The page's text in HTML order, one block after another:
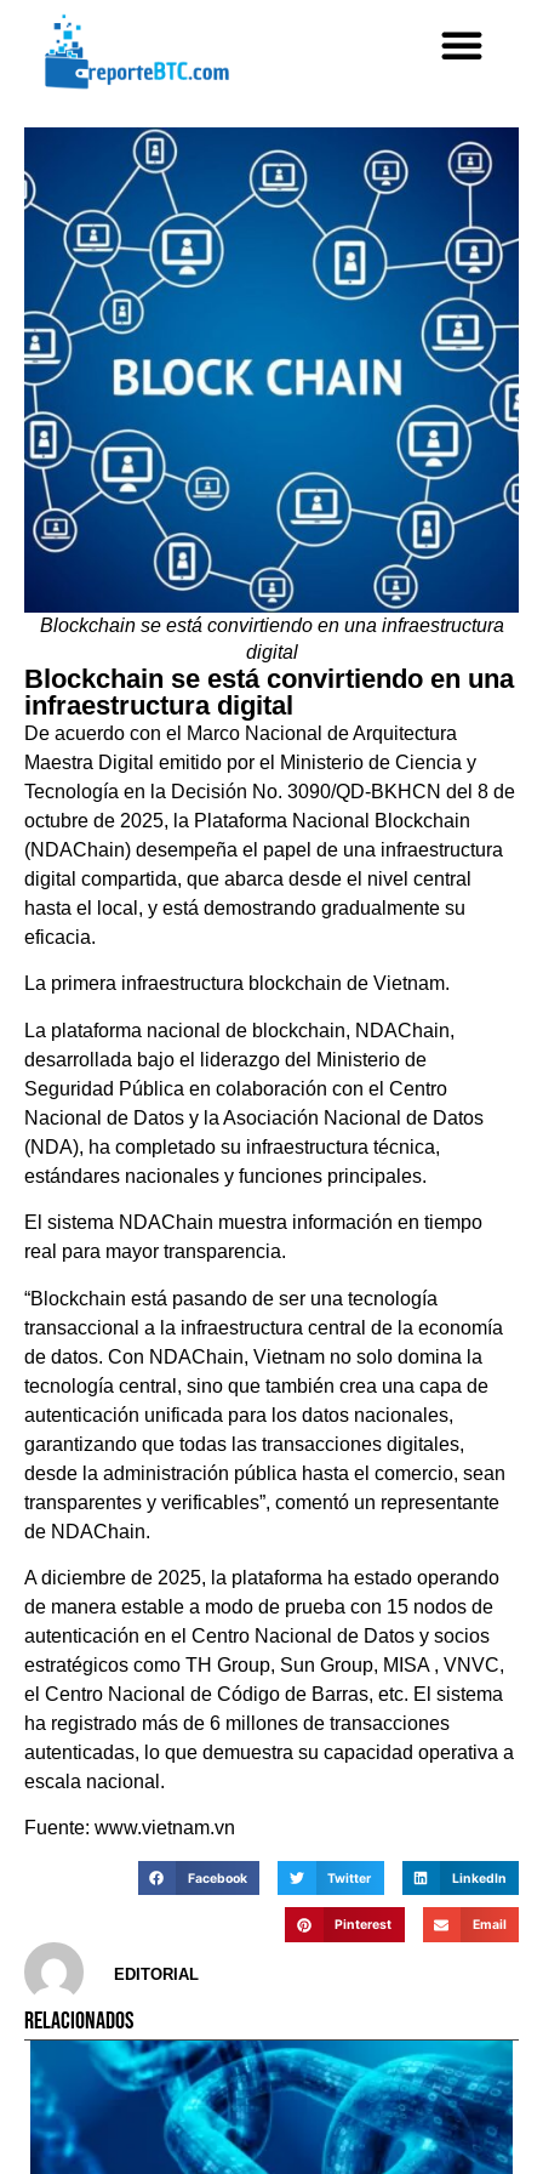
Blockchain se está convirtiendo en una infraestructura
digital
Blockchain se está convirtiendo en una
infraestructura digital
De acuerdo con el Marco Nacional de Arquitectura
Maestra Digital emitido por el Ministerio de Ciencia y
Tecnología en la Decisión No. 3090/QD-BKHCN del 8 de
octubre de 2025, la Plataforma Nacional Blockchain
(NDAChain) desempeña el papel de una infraestructura
digital compartida, que abarca desde el nivel central
hasta el local, y está demostrando gradualmente su
eficacia.
La primera infraestructura blockchain de Vietnam.
La plataforma nacional de blockchain, NDAChain,
desarrollada bajo el liderazgo del Ministerio de
Seguridad Pública en colaboración con el Centro
Nacional de Datos y la Asociación Nacional de Datos
(NDA), ha completado su infraestructura técnica,
estándares nacionales y funciones principales.
El sistema NDAChain muestra información en tiempo
real para mayor transparencia.
“Blockchain está pasando de ser una tecnología
transaccional a la infraestructura central de la economía
de datos. Con NDAChain, Vietnam no solo domina la
tecnología central, sino que también crea una capa de
autenticación unificada para los datos nacionales,
garantizando que todas las transacciones digitales,
desde la administración pública hasta el comercio, sean
transparentes y verificables”, comentó un representante
de NDAChain.
A diciembre de 2025, la plataforma ha estado operando
de manera estable a modo de prueba con 15 nodos de
autenticación en el Centro Nacional de Datos y socios
estratégicos como TH Group, Sun Group, MISA , VNVC,
el Centro Nacional de Código de Barras, etc. El sistema
ha registrado más de 6 millones de transacciones
autenticadas, lo que demuestra su capacidad operativa a
escala nacional.
Fuente: www.vietnam.vn
Facebook Twitter LinkedIn
Pinterest Email
EDITORIAL
RELACIONADOS